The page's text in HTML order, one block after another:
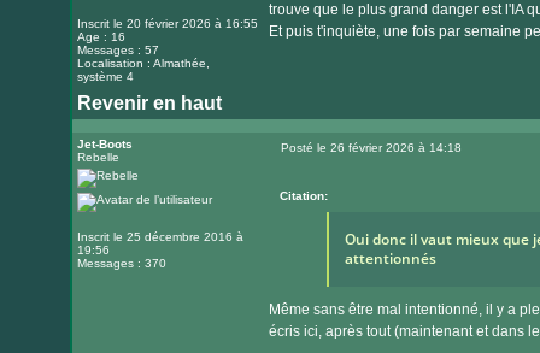
Inscrit le 20 février 2026 à 16:55
Age : 16
Messages : 57
Localisation : Almathée,
système 4
trouve que le plus grand danger est l'IA
Et puis t'inquiète, une fois par semaine
Revenir en haut
Jet-Boots
Rebelle
Inscrit le 25 décembre 2016 à
19:56
Messages : 370
Posté le 26 février 2026 à 14:18
Citation:
Oui donc il vaut mieux que
attentionnés
Même sans être mal intentionné, il y a
écris ici, après tout (maintenant et dans